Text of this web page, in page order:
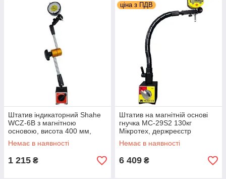
Штатив індикаторний Shahe
WCZ-6B з магнітною
основою, висота 400 мм,
магніт 60 кг
Немає в наявності
1 215 ₴
ціна з ПДВ
Штатив на магнітній основі
гнучка МС-29S2 130кг
Мікротех, держреєстр
№У1987-95, Україна
Немає в наявності
6 409 ₴